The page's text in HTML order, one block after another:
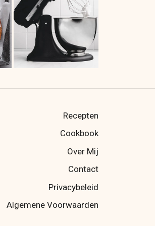
Recepten
Cookbook
Over Mij
Contact
Privacybeleid
Algemene Voorwaarden